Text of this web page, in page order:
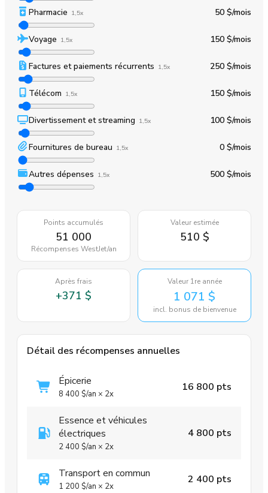
Pharmacie 1,5x 50 $/mois
Voyage 1,5x 150 $/mois
Factures et paiements récurrents 1,5x 250 $/mois
Télécom 1,5x 150 $/mois
Divertissement et streaming 1,5x 100 $/mois
Fournitures de bureau 1,5x 0 $/mois
Autres dépenses 1,5x 500 $/mois
Points accumulés
51 000
Récompenses WestJet/an
Valeur estimée
510 $
Après frais
+371 $
Valeur 1re année
1 071 $
incl. bonus de bienvenue
Détail des récompenses annuelles
Épicerie
8 400 $/an × 2x
16 800 pts
Essence et véhicules
électriques
2 400 $/an × 2x
4 800 pts
Transport en commun
1 200 $/an × 2x
2 400 pts